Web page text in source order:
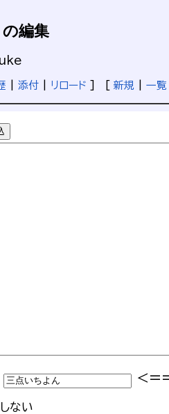
の編集
添付 リロード 新規 一覧
ない